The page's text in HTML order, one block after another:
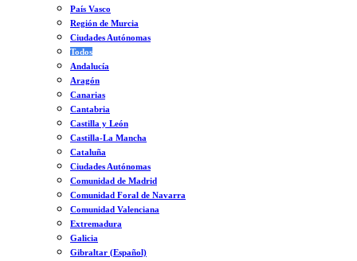
País Vasco
Región de Murcia
Ciudades Autónomas
Todos
Andalucía
Aragón
Canarias
Cantabria
Castilla y León
Castilla-La Mancha
Cataluña
Ciudades Autónomas
Comunidad de Madrid
Comunidad Foral de Navarra
Comunidad Valenciana
Extremadura
Galicia
Gibraltar (Español)